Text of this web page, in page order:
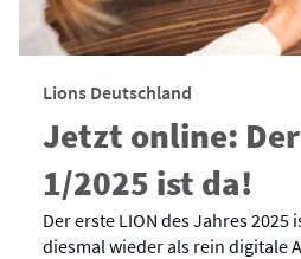
Lions Deutschland
Jetzt online: Der
1/2025 ist da!
Der erste LION des Jahres 2025
diesmal wieder als rein digitale